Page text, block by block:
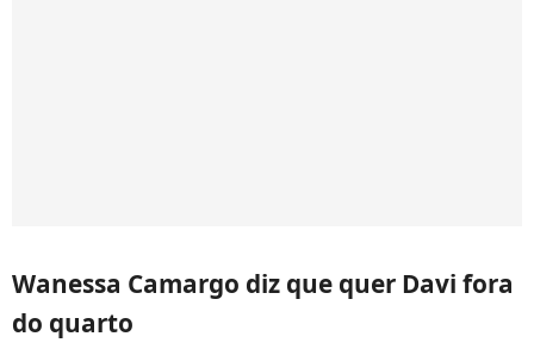
Wanessa Camargo diz que quer Davi fora
do quarto